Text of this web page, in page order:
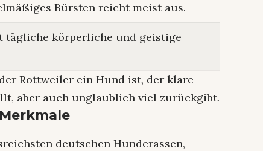
Bürsten reicht meist aus.
tägliche körperliche und geistige
Rottweiler ein Hund ist, der klare
aber auch unglaublich viel zurückgibt.
deutschen Hunderassen,